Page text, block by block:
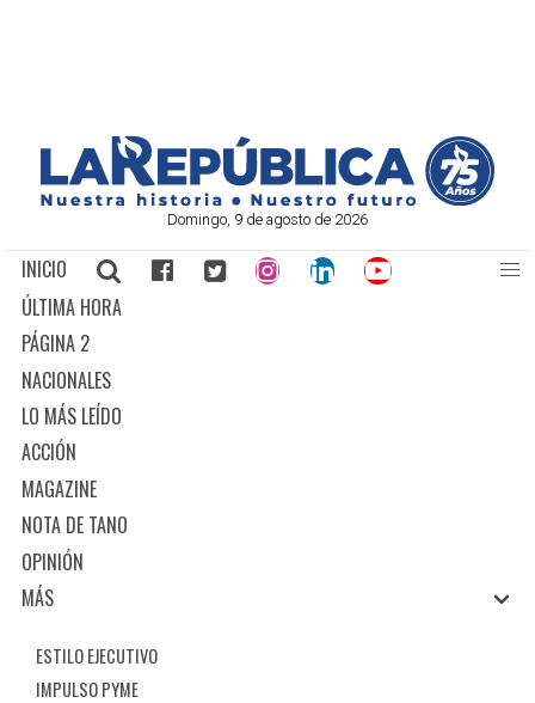
Domingo, 9 de agosto de 2026
INICIO
ÚLTIMA HORA
PÁGINA 2
NACIONALES
LO MÁS LEÍDO
ACCIÓN
MAGAZINE
NOTA DE TANO
OPINIÓN
MÁS
ESTILO EJECUTIVO
IMPULSO PYME